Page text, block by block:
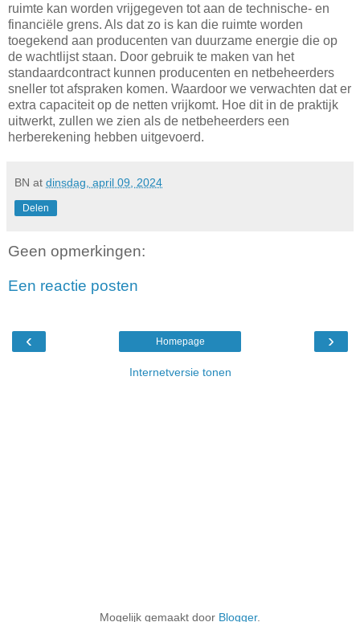
ruimte kan worden vrijgegeven tot aan de technische- en
financiële grens. Als dat zo is kan die ruimte worden
toegekend aan producenten van duurzame energie die op
de wachtlijst staan. Door gebruik te maken van het
standaardcontract kunnen producenten en netbeheerders
sneller tot afspraken komen. Waardoor we verwachten dat er
extra capaciteit op de netten vrijkomt. Hoe dit in de praktijk
uitwerkt, zullen we zien als de netbeheerders een
herberekening hebben uitgevoerd.
BN at dinsdag, april 09, 2024
Delen
Geen opmerkingen:
Een reactie posten
‹ ›
Homepage
Internetversie tonen
Mogelijk gemaakt door Blogger.